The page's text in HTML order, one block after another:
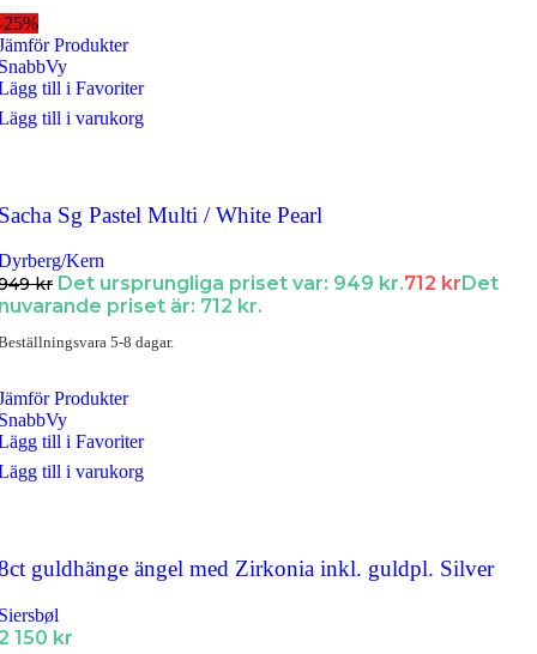
25%
Produkter
till i Favoriter
till i varukorg
Sg Pastel Multi / White Pearl
Kern
kr Det ursprungliga priset var: 949 kr.712 kr Det
priset är: 712 kr.
5-8 dagar.
Produkter
till i Favoriter
till i varukorg
guldhänge ängel med Zirkonia inkl. guldpl. Silver
150 kr